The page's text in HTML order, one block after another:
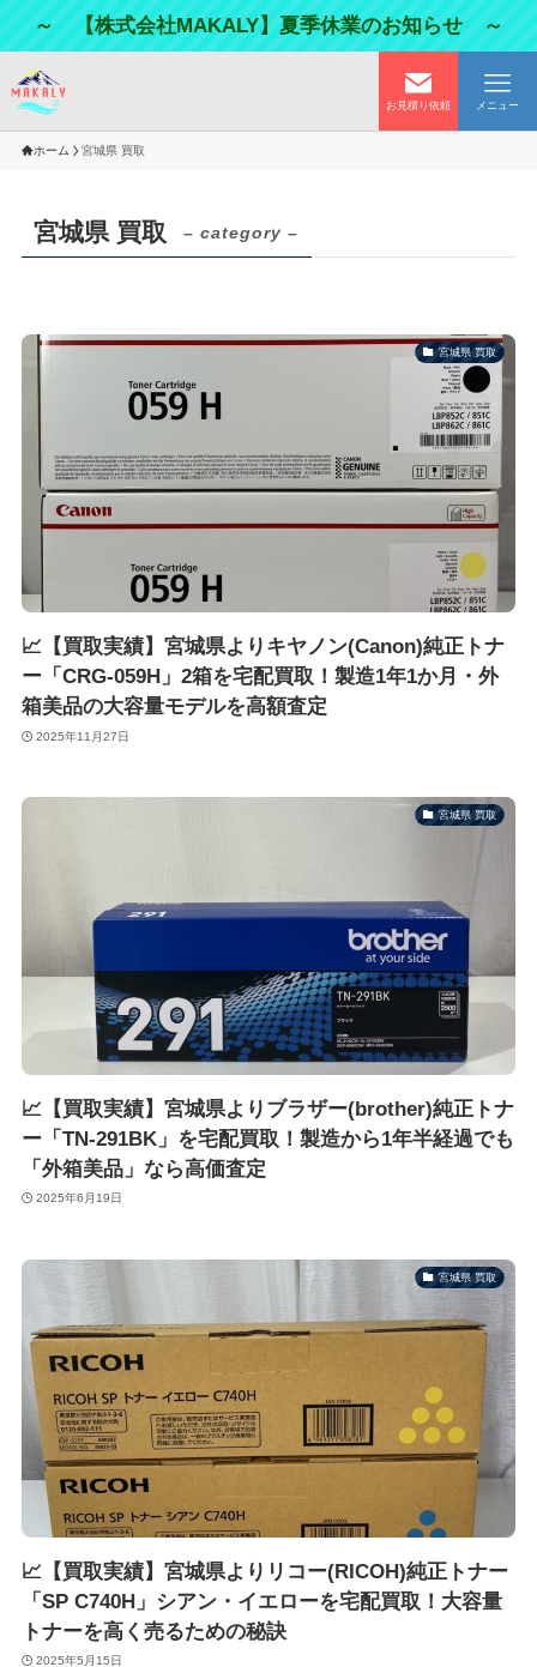
～ 【株式会社MAKALY】夏季休業のお知らせ ～
お見積り依頼 メニュー
ホーム 宮城県 買取
宮城県 買取 – category –
宮城県 買取
📈【買取実績】宮城県よりキヤノン(Canon)純正トナ
ー「CRG-059H」2箱を宅配買取！製造1年1か月・外
箱美品の大容量モデルを高額査定
2025年11月27日
宮城県 買取
📈【買取実績】宮城県よりブラザー(brother)純正トナ
ー「TN-291BK」を宅配買取！製造から1年半経過でも
「外箱美品」なら高価査定
2025年6月19日
宮城県 買取
📈【買取実績】宮城県よりリコー(RICOH)純正トナー
「SP C740H」シアン・イエローを宅配買取！大容量
トナーを高く売るための秘訣
2025年5月15日